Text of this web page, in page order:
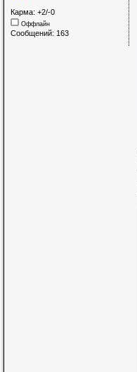
Карма: +2/-0
Оффлайн
Сообщений: 163